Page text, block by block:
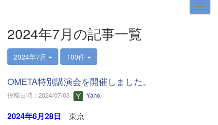
2024年7月の記事一覧
2024年7月 100件
OMETA特別講演会を開催しました。
投稿日時 : 2024/07/03 Yano
2024年6月28日 東京